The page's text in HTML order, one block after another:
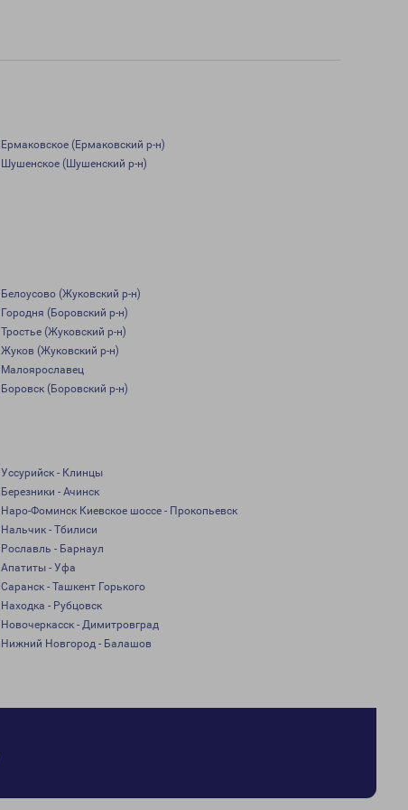
Ермаковское (Ермаковский р-н)
Шушенское (Шушенский р-н)
Белоусово (Жуковский р-н)
Городня (Боровский р-н)
Тростье (Жуковский р-н)
Жуков (Жуковский р-н)
Малоярославец
Боровск (Боровский р-н)
Уссурийск - Клинцы
Березники - Ачинск
Наро-Фоминск Киевское шоссе - Прокопьевск
Нальчик - Тбилиси
Рославль - Барнаул
Апатиты - Уфа
Саранск - Ташкент Горького
Находка - Рубцовск
Новочеркасск - Димитровград
Нижний Новгород - Балашов